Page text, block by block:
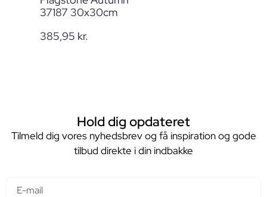
37187 30x30cm
385,95 kr.
Hold dig opdateret
Tilmeld dig vores nyhedsbrev og få inspiration og gode
tilbud direkte i din indbakke